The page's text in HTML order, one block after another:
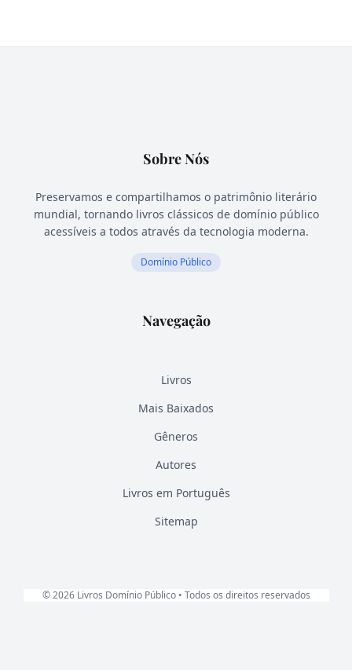
Sobre Nós
Preservamos e compartilhamos o patrimônio literário
mundial, tornando livros clássicos de domínio público
acessíveis a todos através da tecnologia moderna.
Domínio Público
Navegação
Livros
Mais Baixados
Gêneros
Autores
Livros em Português
Sitemap
© 2026 Livros Domínio Público • Todos os direitos reservados